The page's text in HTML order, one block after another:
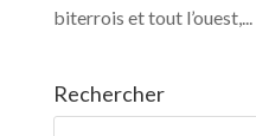
biterrois et tout l’ouest,...
Rechercher